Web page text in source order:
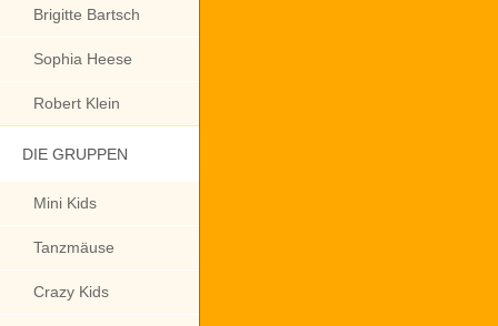
Brigitte Bartsch
Sophia Heese
Robert Klein
DIE GRUPPEN
Mini Kids
Tanzmäuse
Crazy Kids